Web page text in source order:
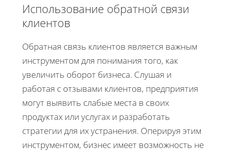
Использование обратной связи
клиентов
Обратная связь клиентов является важным
инструментом для понимания того, как
увеличить оборот бизнеса. Слушая и
работая с отзывами клиентов, предприятия
могут выявить слабые места в своих
продуктах или услугах и разработать
стратегии для их устранения. Оперируя этим
инструментом, бизнес имеет возможность не